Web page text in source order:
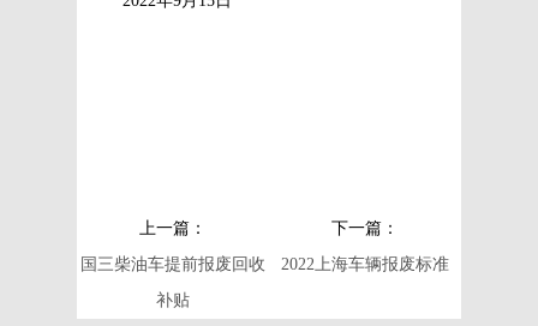
上一篇：
国三柴油车提前报废回收
补贴
下一篇：
2022上海车辆报废标准